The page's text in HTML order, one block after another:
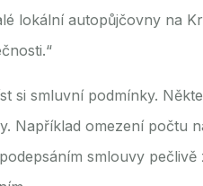
lokální autopůjčovny na
si smluvní podmínky.
Například omezení počtu
smlouvy